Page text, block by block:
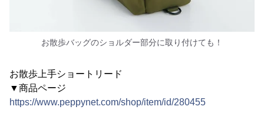
お散歩バッグのショルダー部分に取り付けても！
お散歩上手ショートリード
▼商品ページ
https://www.peppynet.com/shop/item/id/280455